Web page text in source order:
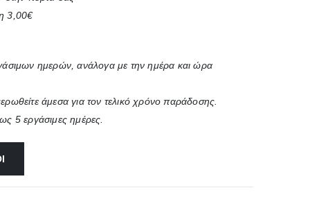
3,00€
ημερών, ανάλογα με την ημέρα και ώρα
άμεσα για τον τελικό χρόνο παράδοσης.
5 εργάσιμες ημέρες.